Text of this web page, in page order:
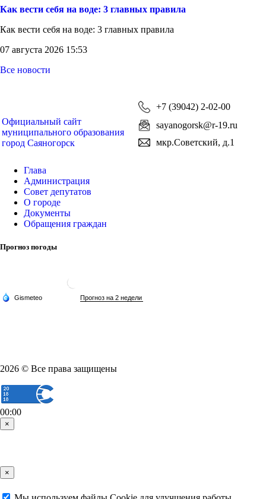
Как вести себя на воде: 3 главных правила
Как вести себя на воде: 3 главных правила
07 августа 2026 15:53
Все новости
Официальный сайт
муниципального образования
город Саяногорск
+7 (39042) 2-02-00
sayanogorsk@r-19.ru
мкр.Советский, д.1
Глава
Администрация
Совет депутатов
О городе
Документы
Обращения граждан
Прогноз погоды
2026 © Все права защищены
00:00
×
×